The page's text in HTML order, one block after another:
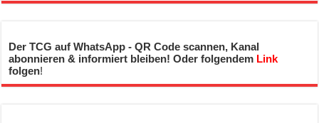
Der TCG auf WhatsApp - QR Code scannen, Kanal
abonnieren & informiert bleiben! Oder folgendem Link
folgen!